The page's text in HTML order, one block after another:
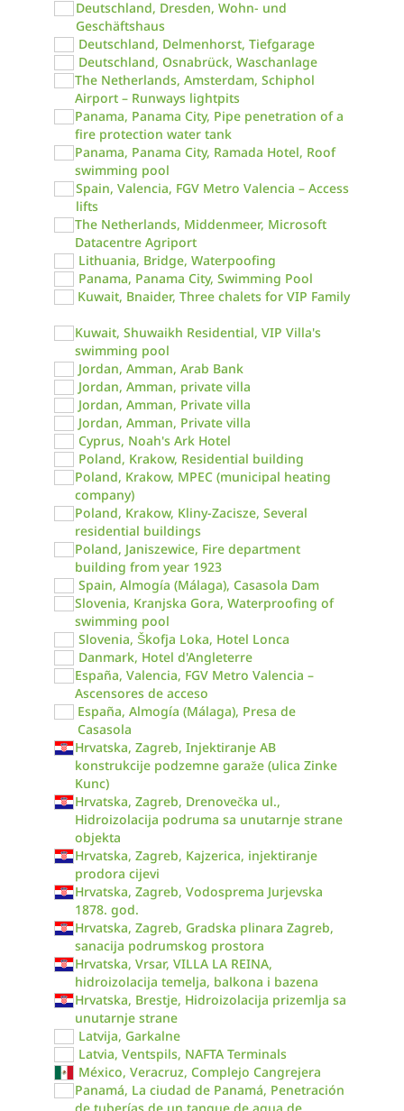
Deutschland, Dresden, Wohn- und
Geschäftshaus
Deutschland, Delmenhorst, Tiefgarage
Deutschland, Osnabrück, Waschanlage
The Netherlands, Amsterdam, Schiphol
Airport – Runways lightpits
Panama, Panama City, Pipe penetration of a
fire protection water tank
Panama, Panama City, Ramada Hotel, Roof
swimming pool
Spain, Valencia, FGV Metro Valencia – Access
lifts
The Netherlands, Middenmeer, Microsoft
Datacentre Agriport
Lithuania, Bridge, Waterpoofing
Panama, Panama City, Swimming Pool
Kuwait, Bnaider, Three chalets for VIP Family
Kuwait, Shuwaikh Residential, VIP Villa's
swimming pool
Jordan, Amman, Arab Bank
Jordan, Amman, private villa
Jordan, Amman, Private villa
Jordan, Amman, Private villa
Cyprus, Noah's Ark Hotel
Poland, Krakow, Residential building
Poland, Krakow, MPEC (municipal heating
company)
Poland, Krakow, Kliny-Zacisze, Several
residential buildings
Poland, Janiszewice, Fire department
building from year 1923
Spain, Almogía (Málaga), Casasola Dam
Slovenia, Kranjska Gora, Waterproofing of
swimming pool
Slovenia, Škofja Loka, Hotel Lonca
Danmark, Hotel d'Angleterre
España, Valencia, FGV Metro Valencia –
Ascensores de acceso
España, Almogía (Málaga), Presa de
Casasola
Hrvatska, Zagreb, Injektiranje AB
konstrukcije podzemne garaže (ulica Zinke
Kunc)
Hrvatska, Zagreb, Drenovečka ul.,
Hidroizolacija podruma sa unutarnje strane
objekta
Hrvatska, Zagreb, Kajzerica, injektiranje
prodora cijevi
Hrvatska, Zagreb, Vodosprema Jurjevska
1878. god.
Hrvatska, Zagreb, Gradska plinara Zagreb,
sanacija podrumskog prostora
Hrvatska, Vrsar, VILLA LA REINA,
hidroizolacija temelja, balkona i bazena
Hrvatska, Brestje, Hidroizolacija prizemlja sa
unutarnje strane
Latvija, Garkalne
Latvia, Ventspils, NAFTA Terminals
México, Veracruz, Complejo Cangrejera
Panamá, La ciudad de Panamá, Penetración